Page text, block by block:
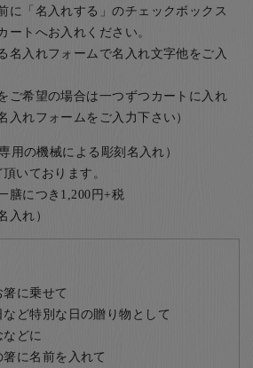
に「名入れする」のチェックボックス
ートへお入れください。
名入れフォームで名入れ文字他をご入
ご希望の場合は一つずつカートに入れ
入れフォームをご入力下さい）
用の機械による彫刻名入れ）
いております。
膳につき1,200円+税
入れ）
に乗せて
ど特別な日の贈り物として
などに
に名前を入れて